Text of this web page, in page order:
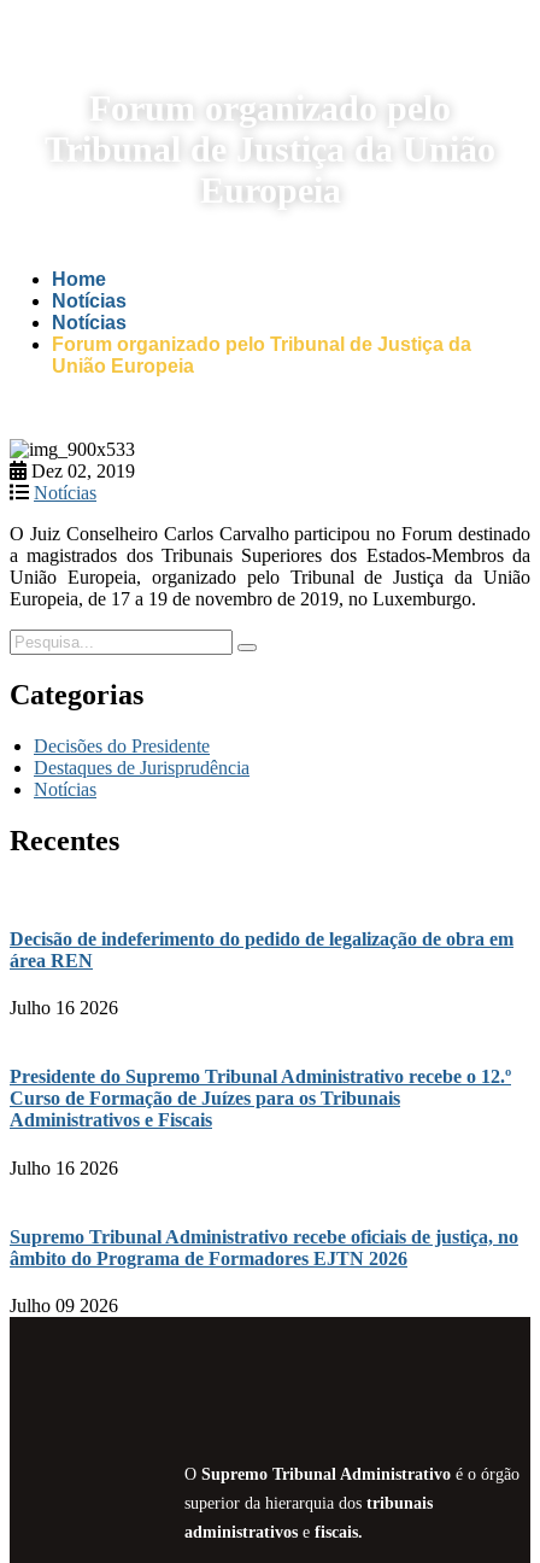
Forum organizado pelo
Tribunal de Justiça da União
Europeia
Home
Notícias
Notícias
Forum organizado pelo Tribunal de Justiça da
União Europeia
Dez 02, 2019
Notícias
O Juiz Conselheiro Carlos Carvalho participou no Forum destinado
a magistrados dos Tribunais Superiores dos Estados-Membros da
União Europeia, organizado pelo Tribunal de Justiça da União
Europeia, de 17 a 19 de novembro de 2019, no Luxemburgo.
Categorias
Decisões do Presidente
Destaques de Jurisprudência
Notícias
Recentes
Decisão de indeferimento do pedido de legalização de obra em
área REN
Julho 16 2026
Presidente do Supremo Tribunal Administrativo recebe o 12.º
Curso de Formação de Juízes para os Tribunais
Administrativos e Fiscais
Julho 16 2026
Supremo Tribunal Administrativo recebe oficiais de justiça, no
âmbito do Programa de Formadores EJTN 2026
Julho 09 2026
O Supremo Tribunal Administrativoé o órgão
superior da hierarquia dos tribunais
administrativose fiscais.